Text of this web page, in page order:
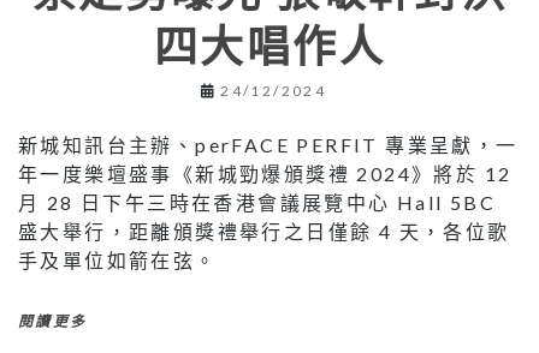
四大唱作人
24/12/2024
新城知訊台主辦、perFACE PERFIT 專業呈獻，一
年一度樂壇盛事《新城勁爆頒獎禮 2024》將於 12
月 28 日下午三時在香港會議展覽中心 Hall 5BC
盛大舉行，距離頒獎禮舉行之日僅餘 4 天，各位歌
手及單位如箭在弦。
閱讀更多